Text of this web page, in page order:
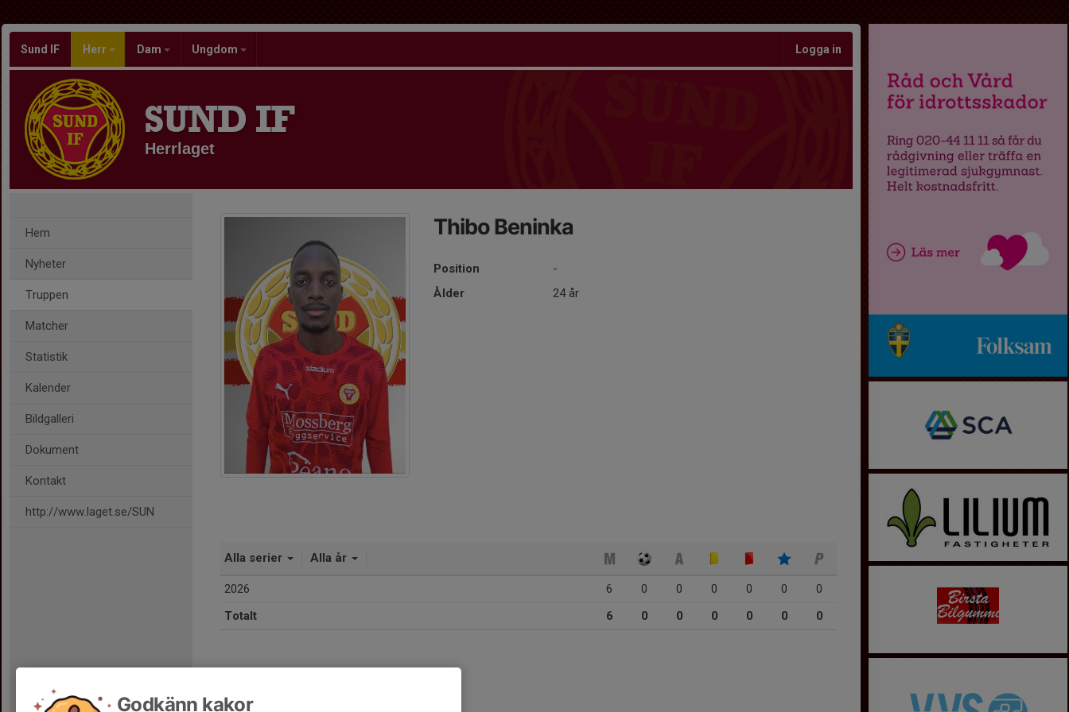
Sund IF Herr Dam Ungdom Logga in
SUND IF
Herrlaget
Hem
Nyheter
Truppen
Matcher
Statistik
Kalender
Bildgalleri
Dokument
Kontakt
http://www.laget.se/SUN
Thibo Beninka
Position
-
Ålder
24 år
Alla serier Alla år
2026 6 0 0 0 0 0
0
Totalt
6 0 0 0 0 0 0
Godkänn kakor